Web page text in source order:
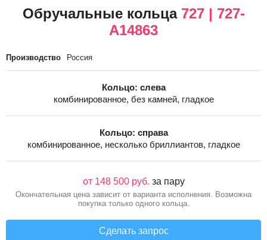
Обручальные кольца 727 | 727-
A14863
Производство Россия
Кольцо: слева
комбинированное, без камней, гладкое
Кольцо: справа
комбинированное, несколько бриллиантов, гладкое
от 148 500 руб. за пару
Окончательная цена зависит от варианта исполнения. Возможна
покупка только одного кольца.
Сделать запрос